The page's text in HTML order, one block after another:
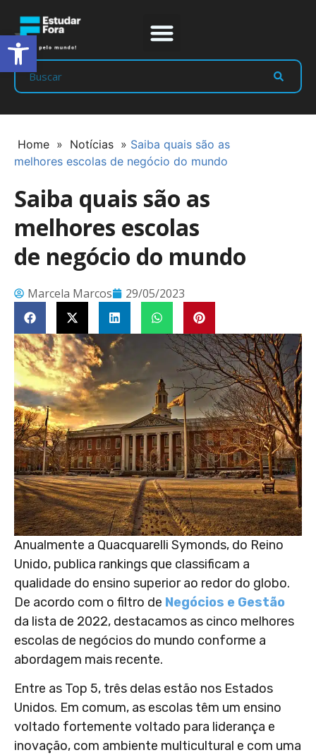
Home » Notícias » Saiba quais são as
melhores escolas de negócio do mundo
Saiba quais são as
melhores escolas
de negócio do mundo
Marcela Marcos 29/05/2023
Anualmente a Quacquarelli Symonds, do Reino
Unido, publica rankings que classificam a
qualidade do ensino superior ao redor do globo.
De acordo com o filtro de Negócios e Gestão
da lista de 2022, destacamos as cinco melhores
escolas de negócios do mundo conforme a
abordagem mais recente.
Entre as Top 5, três delas estão nos Estados
Unidos. Em comum, as escolas têm um ensino
voltado fortemente voltado para liderança e
inovação, com ambiente multicultural e com uma
Abrir a barra de ferramentas